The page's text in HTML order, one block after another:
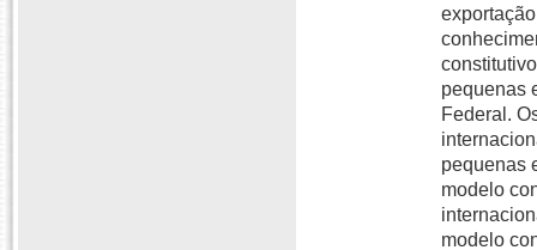
pequenas
Federal.
pequenas
modelo
modelo